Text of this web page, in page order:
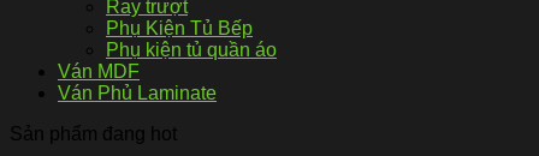
Ray trượt
Phụ Kiện Tủ Bếp
Phụ kiện tủ quần áo
Ván MDF
Ván Phủ Laminate
Sản phẩm đang hot